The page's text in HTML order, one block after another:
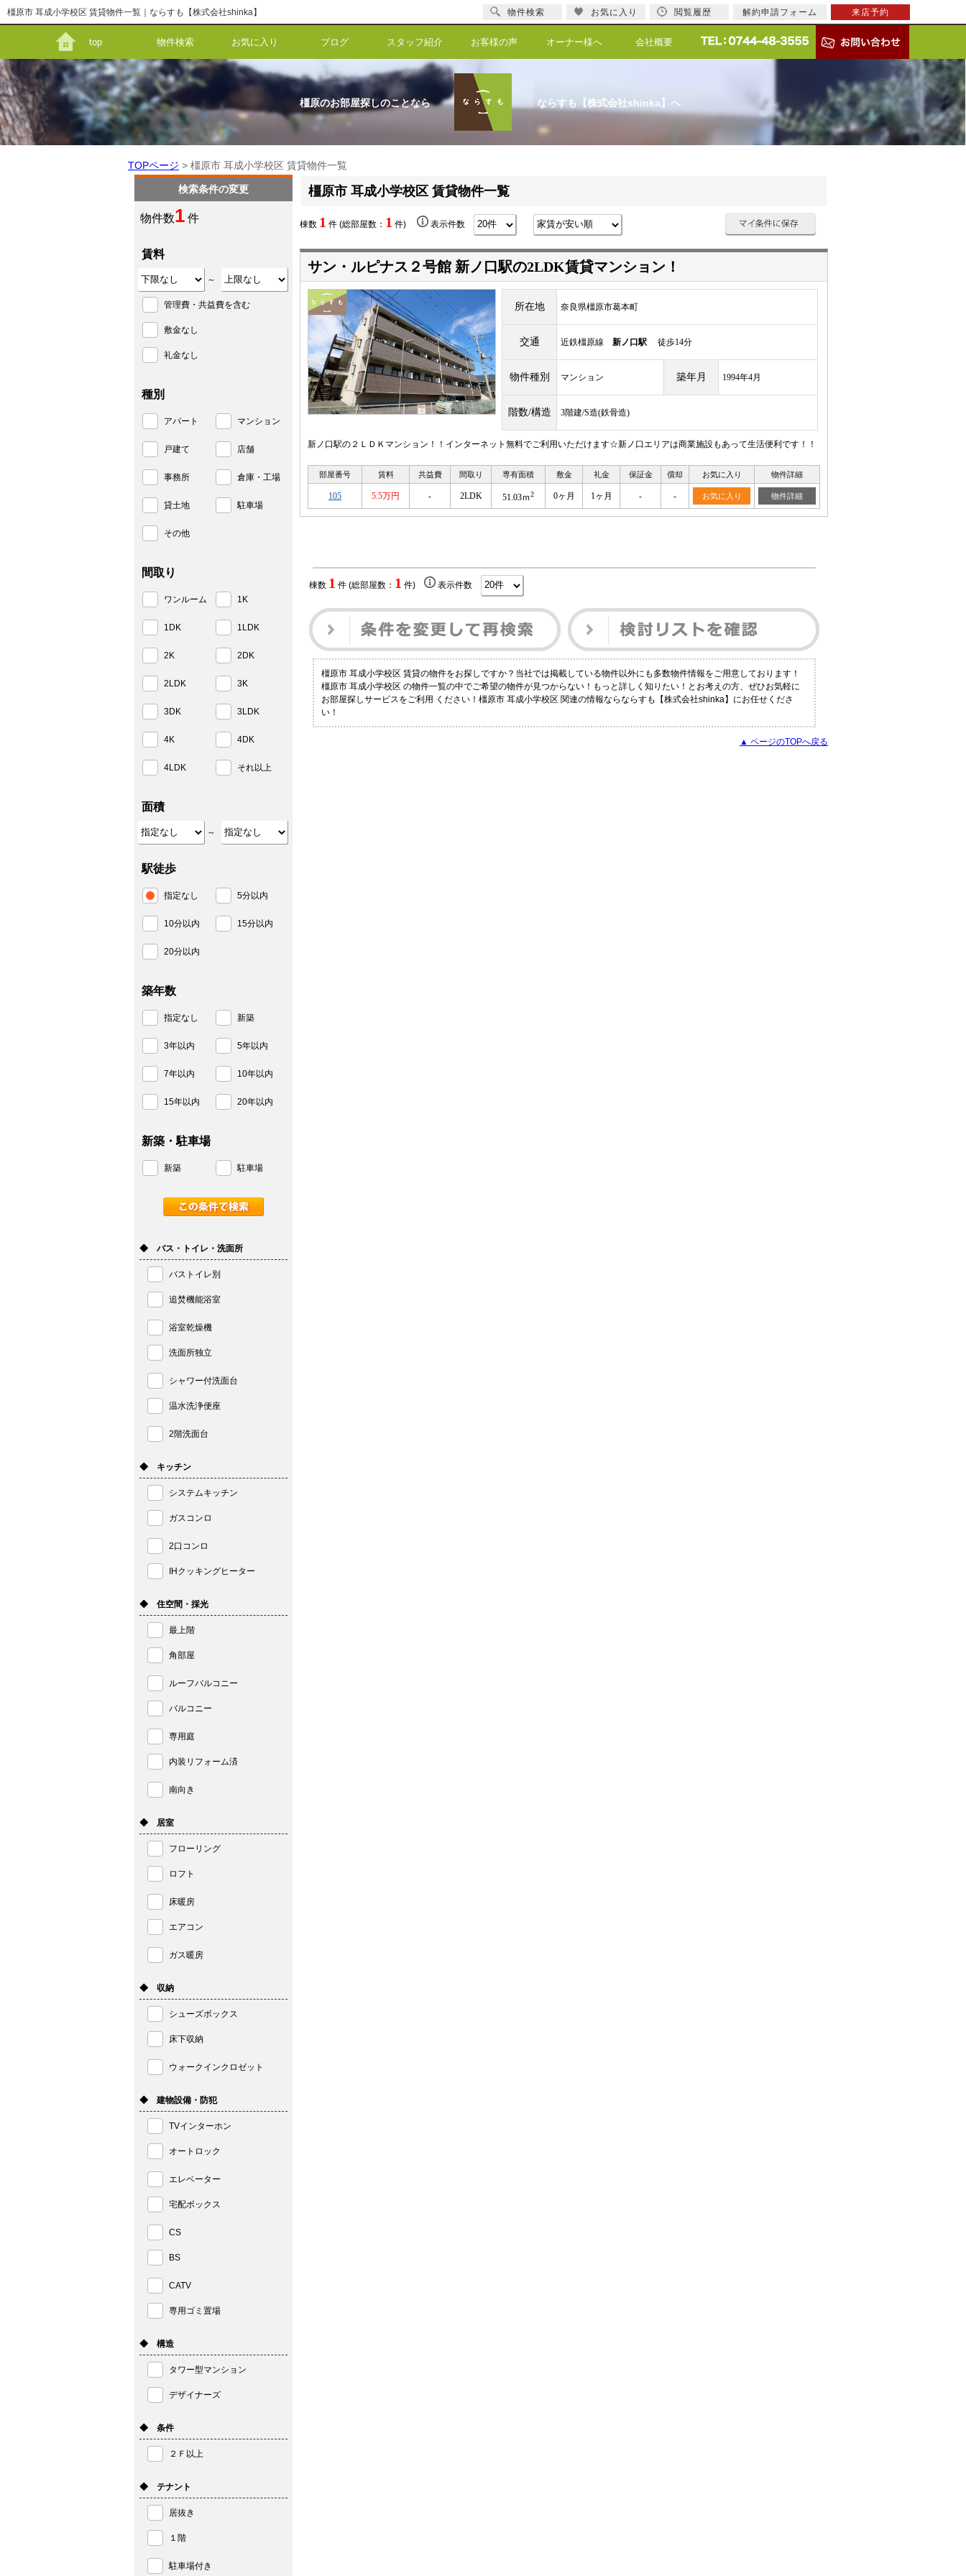
橿原市 耳成小学校区 賃貸物件一覧｜ならすも【株式会社shinka】
top 物件検索 お気に入り ブログ スタッフ紹介 お客様の声 オーナー様へ 会社概要
橿原のお部屋探しのことなら ならすも【株式会社shinka】へ
TOPページ > 橿原市 耳成小学校区 賃貸物件一覧
橿原市 耳成小学校区 賃貸物件一覧
棟数 1 件 (総部屋数： 1 件) 表示件数
サン・ルピナス２号館 新ノ口駅の2LDK賃貸マンション！
所在地 奈良県橿原市葛本町
交通 近鉄橿原線 新ノ口駅 徒歩14分
物件種別 マンション 築年月 1994年4月
階数/構造 3階建/S造(鉄骨造)
新ノ口駅の２ＬＤＫマンション！！インターネット無料でご利用いただけます☆新ノ口エリアは商業施設もあって生活便利です！！
部屋番号 賃料 共益費 間取り 専有面積 敷金 礼金 保証金 償却 お気に入り 物件詳細
105 5.5万円 - 2LDK 51.03ｍ2 0ヶ月 1ヶ月 - - お気に入り 物件詳細
棟数 1 件 (総部屋数： 1 件) 表示件数
橿原市 耳成小学校区 賃貸の物件をお探しですか？当社では掲載している物件以外にも多数物件情報をご用意しております！
橿原市 耳成小学校区 の物件一覧の中でご希望の物件が見つからない！もっと詳しく知りたい！とお考えの方、ぜひお気軽に
お部屋探しサービスをご利用 ください！橿原市 耳成小学校区 関連の情報ならならすも【株式会社shinka】にお任せくださ
い！
▲ ページのTOPへ戻る
検索条件の変更
物件数1 件
賃料
～
管理費・共益費を含む
敷金なし
礼金なし
種別
アパート マンション
戸建て 店舗
事務所 倉庫・工場
貸土地 駐車場
その他
間取り
ワンルーム 1K
1DK 1LDK
2K 2DK
2LDK 3K
3DK 3LDK
4K 4DK
4LDK それ以上
面積
～
駅徒歩
指定なし 5分以内
10分以内 15分以内
20分以内
築年数
指定なし 新築
3年以内 5年以内
7年以内 10年以内
15年以内 20年以内
新築・駐車場
新築 駐車場
◆ バス・トイレ・洗面所
バストイレ別
追焚機能浴室
浴室乾燥機
洗面所独立
シャワー付洗面台
温水洗浄便座
2階洗面台
◆ キッチン
システムキッチン
ガスコンロ
2口コンロ
IHクッキングヒーター
◆ 住空間・採光
最上階
角部屋
ルーフバルコニー
バルコニー
専用庭
内装リフォーム済
南向き
◆ 居室
フローリング
ロフト
床暖房
エアコン
ガス暖房
◆ 収納
シューズボックス
床下収納
ウォークインクロゼット
◆ 建物設備・防犯
TVインターホン
オートロック
エレベーター
宅配ボックス
CS
BS
CATV
専用ゴミ置場
◆ 構造
タワー型マンション
デザイナーズ
◆ 条件
２Ｆ以上
◆ テナント
居抜き
１階
駐車場付き
物件検索 お気に入り 閲覧履歴 解約申請フォーム 来店予約